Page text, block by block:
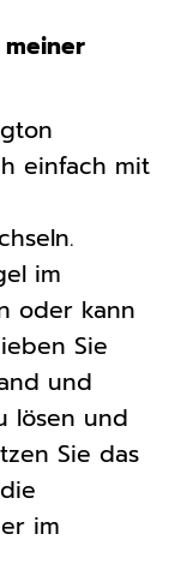
einfach mit
im
oder kann
Sie
und
lösen und
Sie das
im